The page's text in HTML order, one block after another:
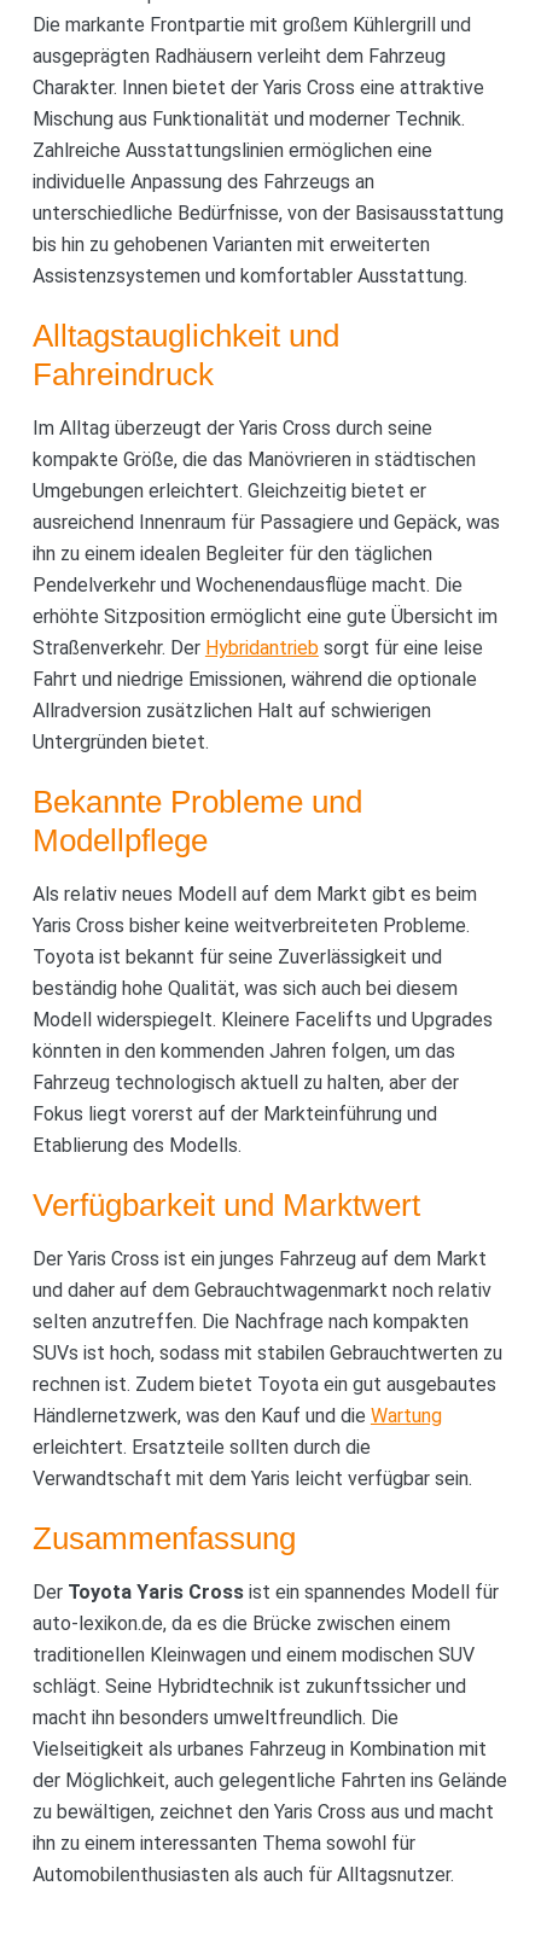
Die markante Frontpartie mit großem Kühlergrill und
ausgeprägten Radhäusern verleiht dem Fahrzeug
Charakter. Innen bietet der Yaris Cross eine attraktive
Mischung aus Funktionalität und moderner Technik.
Zahlreiche Ausstattungslinien ermöglichen eine
individuelle Anpassung des Fahrzeugs an
unterschiedliche Bedürfnisse, von der Basisausstattung
bis hin zu gehobenen Varianten mit erweiterten
Assistenzsystemen und komfortabler Ausstattung.
Alltagstauglichkeit und
Fahreindruck
Im Alltag überzeugt der Yaris Cross durch seine
kompakte Größe, die das Manövrieren in städtischen
Umgebungen erleichtert. Gleichzeitig bietet er
ausreichend Innenraum für Passagiere und Gepäck, was
ihn zu einem idealen Begleiter für den täglichen
Pendelverkehr und Wochenendausflüge macht. Die
erhöhte Sitzposition ermöglicht eine gute Übersicht im
Straßenverkehr. Der Hybridantriebsorgt für eine leise
Fahrt und niedrige Emissionen, während die optionale
Allradversion zusätzlichen Halt auf schwierigen
Untergründen bietet.
Bekannte Probleme und
Modellpflege
Als relativ neues Modell auf dem Markt gibt es beim
Yaris Cross bisher keine weitverbreiteten Probleme.
Toyota ist bekannt für seine Zuverlässigkeit und
beständig hohe Qualität, was sich auch bei diesem
Modell widerspiegelt. Kleinere Facelifts und Upgrades
könnten in den kommenden Jahren folgen, um das
Fahrzeug technologisch aktuell zu halten, aber der
Fokus liegt vorerst auf der Markteinführung und
Etablierung des Modells.
Verfügbarkeit und Marktwert
Der Yaris Cross ist ein junges Fahrzeug auf dem Markt
und daher auf dem Gebrauchtwagenmarkt noch relativ
selten anzutreffen. Die Nachfrage nach kompakten
SUVs ist hoch, sodass mit stabilen Gebrauchtwerten zu
rechnen ist. Zudem bietet Toyota ein gut ausgebautes
Händlernetzwerk, was den Kauf und die Wartung
erleichtert. Ersatzteile sollten durch die
Verwandtschaft mit dem Yaris leicht verfügbar sein.
Zusammenfassung
Der Toyota Yaris Crossist ein spannendes Modell für
auto-lexikon.de, da es die Brücke zwischen einem
traditionellen Kleinwagen und einem modischen SUV
schlägt. Seine Hybridtechnik ist zukunftssicher und
macht ihn besonders umweltfreundlich. Die
Vielseitigkeit als urbanes Fahrzeug in Kombination mit
der Möglichkeit, auch gelegentliche Fahrten ins Gelände
zu bewältigen, zeichnet den Yaris Cross aus und macht
ihn zu einem interessanten Thema sowohl für
Automobilenthusiasten als auch für Alltagsnutzer.